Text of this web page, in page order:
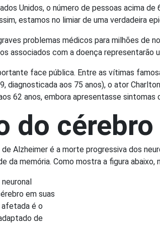
Unidos, o número de pessoas acima
estamos no limiar de uma verdadeira
problemas médicos para milhões
associados com a doença representarão
face pública. Entre as vítimas
diagnosticada aos 75 anos), o ator
62 anos, embora apresentasse sintomas
do cérebro
Alzheimer é a morte progressiva dos
da memória. Como mostra a figura
em suas
é o
de